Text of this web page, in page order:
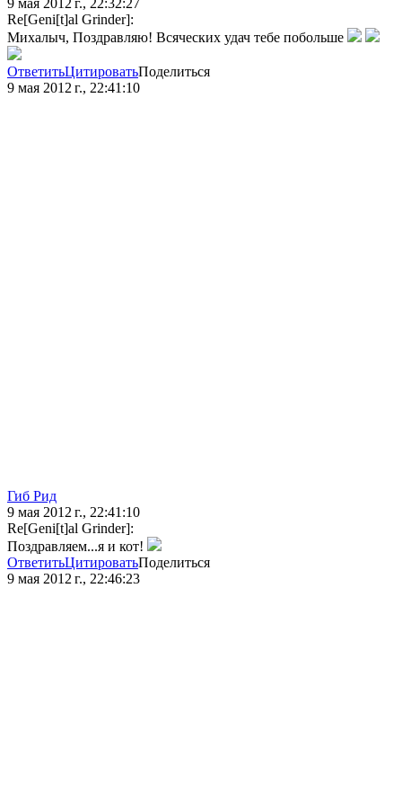
9 мая 2012 г., 22:32:27
Re[Geni[t]al Grinder]:
Михалыч, Поздравляю! Всяческих удач тебе побольше
ОтветитьЦитироватьПоделиться
9 мая 2012 г., 22:41:10
Гиб Рид
9 мая 2012 г., 22:41:10
Re[Geni[t]al Grinder]:
Поздравляем...я и кот!
ОтветитьЦитироватьПоделиться
9 мая 2012 г., 22:46:23